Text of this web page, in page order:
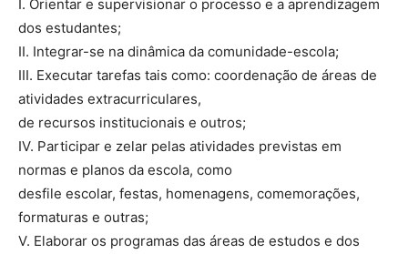
I. Orientar e supervisionar o processo e a aprendizagem
dos estudantes;
II. Integrar-se na dinâmica da comunidade-escola;
III. Executar tarefas tais como: coordenação de áreas de
atividades extracurriculares,
de recursos institucionais e outros;
IV. Participar e zelar pelas atividades previstas em
normas e planos da escola, como
desfile escolar, festas, homenagens, comemorações,
formaturas e outras;
V. Elaborar os programas das áreas de estudos e dos